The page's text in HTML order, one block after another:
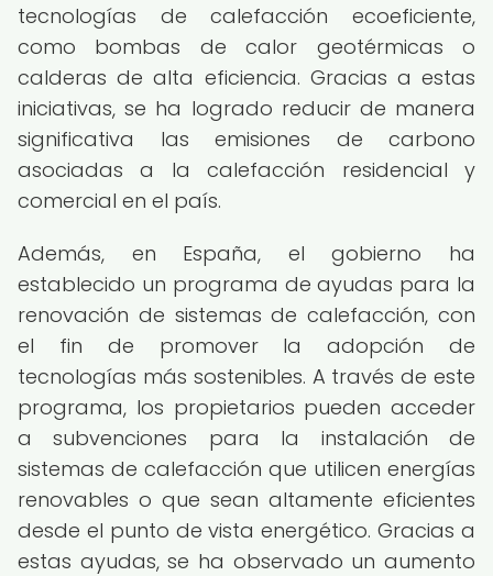
tecnologías de calefacción ecoeficiente,
como bombas de calor geotérmicas o
calderas de alta eficiencia. Gracias a estas
iniciativas, se ha logrado reducir de manera
significativa las emisiones de carbono
asociadas a la calefacción residencial y
comercial en el país.
Además, en España, el gobierno ha
establecido un programa de ayudas para la
renovación de sistemas de calefacción, con
el fin de promover la adopción de
tecnologías más sostenibles. A través de este
programa, los propietarios pueden acceder
a subvenciones para la instalación de
sistemas de calefacción que utilicen energías
renovables o que sean altamente eficientes
desde el punto de vista energético. Gracias a
estas ayudas, se ha observado un aumento